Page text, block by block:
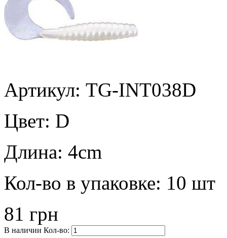
Артикул: TG-INT038D
Цвет: D
Длина: 4cm
Кол-во в упаковке: 10 шт
81 грн
В наличии Кол-во: